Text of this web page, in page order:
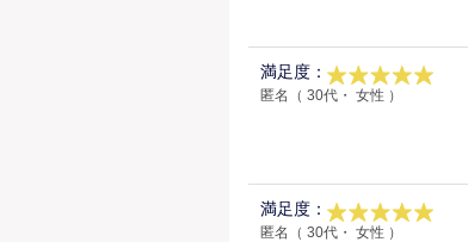
満足度：
匿名（ 30代・ 女性 ）
満足度：
匿名（ 30代・ 女性 ）